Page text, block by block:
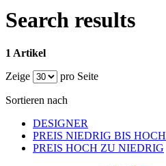
Search results
1 Artikel
Zeige
pro Seite
Sortieren nach
DESIGNER
PREIS NIEDRIG BIS HOCH
PREIS HOCH ZU NIEDRIG